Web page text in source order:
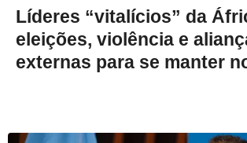
Líderes “vitalícios” da
eleições, violência e
externas para se manter